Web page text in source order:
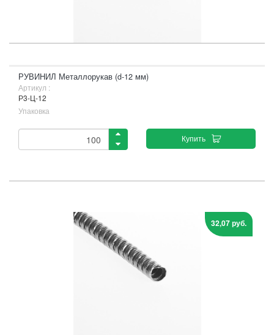
РУВИНИЛ Металлорукав (d-12 мм)
Артикул :
Р3-Ц-12
Упаковка
Купить
32,07 руб.